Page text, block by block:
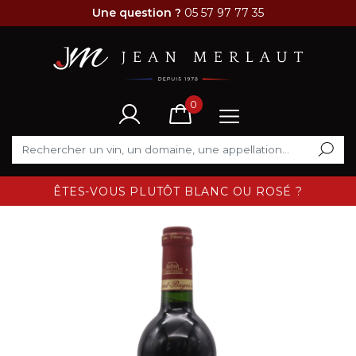
Une question ? 05 57 97 77 35
0
ÊTES-VOUS PLUTÔT BLANC OU ROSÉ ?